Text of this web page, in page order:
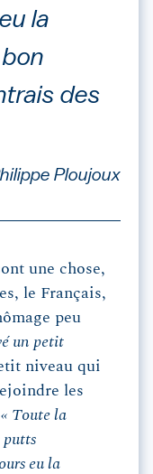
la
des
Ploujoux
une chose,
le Français,
peu
un petit
niveau qui
les
« Toute la
putts
eu la